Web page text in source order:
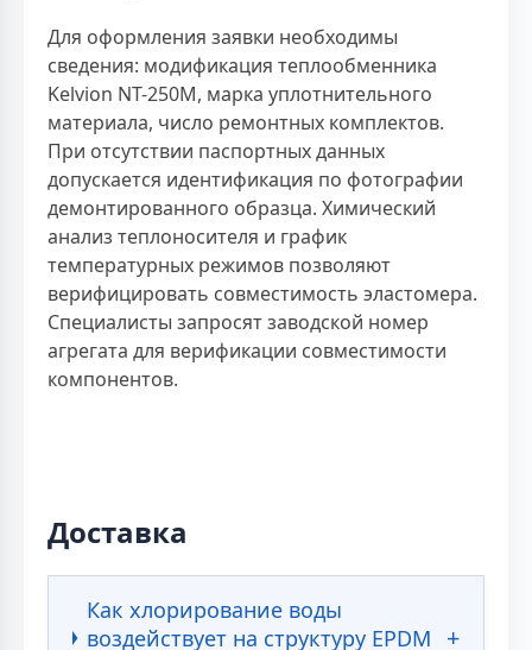
Для оформления заявки необходимы
сведения: модификация теплообменника
Kelvion NT-250M, марка уплотнительного
материала, число ремонтных комплектов.
При отсутствии паспортных данных
допускается идентификация по фотографии
демонтированного образца. Химический
анализ теплоносителя и график
температурных режимов позволяют
верифицировать совместимость эластомера.
Специалисты запросят заводской номер
агрегата для верификации совместимости
компонентов.
Доставка
Как хлорирование воды
воздействует на структуру EPDM